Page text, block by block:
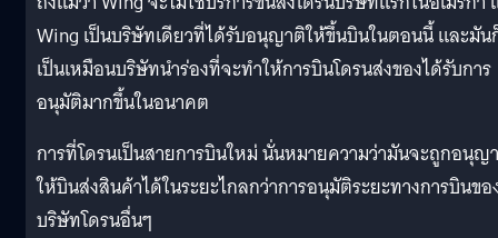
Wing เป็นบริษัทเดียวที่ได้รับอนุญาติให้ขึ้นบินในตอนนี้ และมัน
เป็นเหมือนบริษัทนำร่องที่จะทำให้การบินโดรนส่งของได้รับการ
อนุมัติมากขึ้นในอนาคต
การที่โดรนเป็นสายการบินใหม่ นั่นหมายความว่ามันจะถูกอนุญ
ให้บินส่งสินค้าได้ในระยะไกลกว่าการอนุมัติระยะทางการบินขอ
บริษัทโดรนอื่นๆ